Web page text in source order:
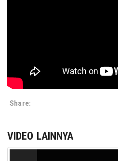
Share:
VIDEO LAINNYA